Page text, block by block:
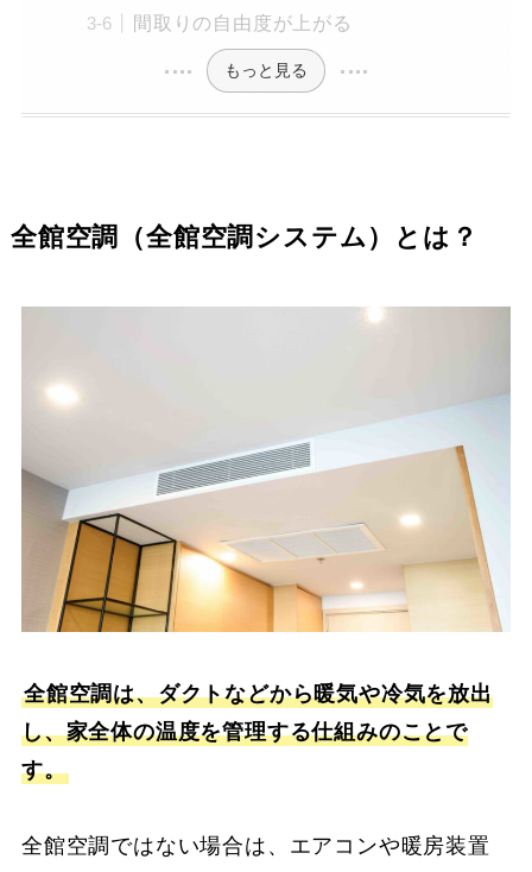
間取りの自由度が上がる
もっと見る
全館空調（全館空調システム）とは？
全館空調は、ダクトなどから暖気や冷気を放出
し、家全体の温度を管理する仕組みのことで
す。
全館空調ではない場合は、エアコンや暖房装置